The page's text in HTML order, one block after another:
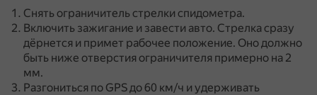
Снять ограничитель стрелки спидометра.
Включить зажигание и завести авто. Стрелка сразу
дёрнется и примет рабочее положение. Оно должно
быть ниже отверстия ограничителя примерно на 2
мм.
Разгониться по GPS до 60 км/ч и удерживать